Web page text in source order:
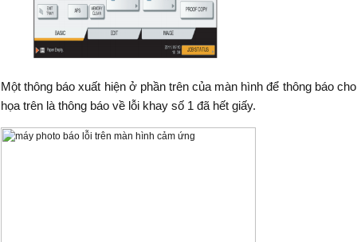
Một thông báo xuất hiện ở phần trên của màn hình để thông báo
họa trên là thông báo về lỗi khay số 1 đã hết giấy.